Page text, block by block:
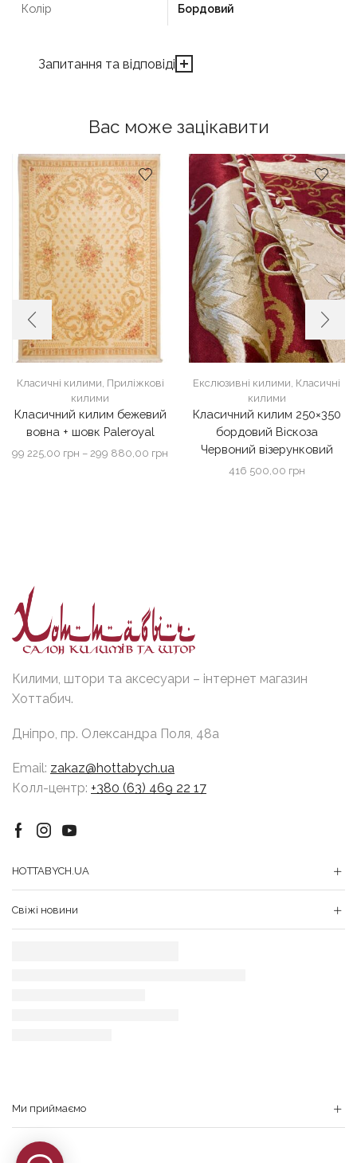
Колір Бордовий
Запитання та відповіді
Вас може зацікавити
Класичні килими Приліжкові
килими
Класичний килим бежевий
вовна + шовк Paleroyal
99 225,00 грн – 299 880,00 грн Діапазон
Екслюзивні килими Класичні
килими
Класичний килим 250×350
бордовий Віскоза
Червоний візерунковий
416 500,00 грн
Килими, штори та аксесуари – інтернет магазин
Хоттабич.
Дніпро, пр. Олександра Поля, 48а
Email: zakaz@hottabych.ua
Колл-центр: +380 (63) 469 22 17
Facebook
Instagram
Youtube
HOTTABYCH.UA
Свіжі новини
Ми приймаємо